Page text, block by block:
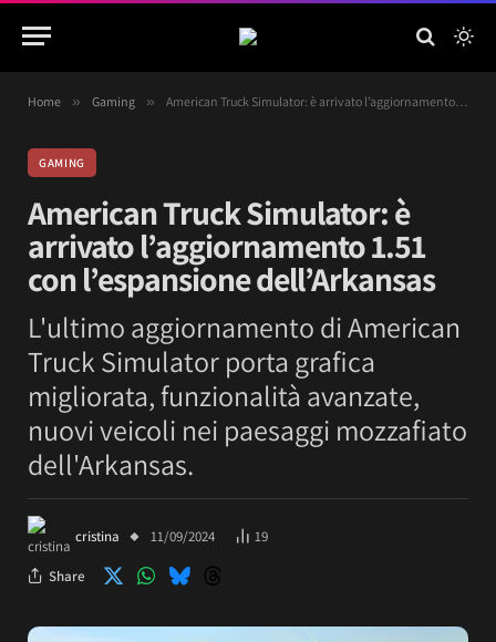
Home » Gaming » American Truck Simulator: è arrivato l’aggiornamento 1.51 con l’espansione dell’Arkansas
GAMING
American Truck Simulator: è
arrivato l’aggiornamento 1.51
con l’espansione dell’Arkansas
L'ultimo aggiornamento di American
Truck Simulator porta grafica
migliorata, funzionalità avanzate,
nuovi veicoli nei paesaggi mozzafiato
dell'Arkansas.
cristina 11/09/2024 19
Share